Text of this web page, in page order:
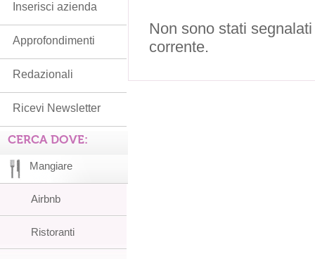
Non sono stati
corrente.
Inserisci azienda
Approfondimenti
Redazionali
Ricevi Newsletter
CERCA DOVE:
Mangiare
Airbnb
Ristoranti